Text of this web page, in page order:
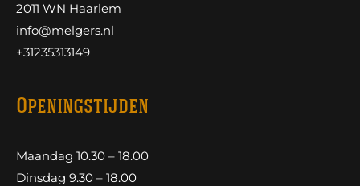
2011 WN Haarlem
info@melgers.nl
+31235313149
Openingstijden
Maandag 10.30 – 18.00
Dinsdag 9.30 – 18.00